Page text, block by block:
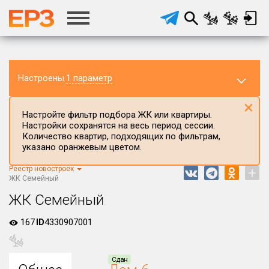
Настроены 1 параметр
Регион ЖК
Все
Настройте фильтр подбора ЖК или квартиры.
Настройки сохранятся на весь период сессии.
Количество квартир, подходящих по фильтрам,
указано оранжевым цветом.
×
Реестр новостроек
ЖК Семейный
+
ЖК Семейный
167ID4330907001
Сдан